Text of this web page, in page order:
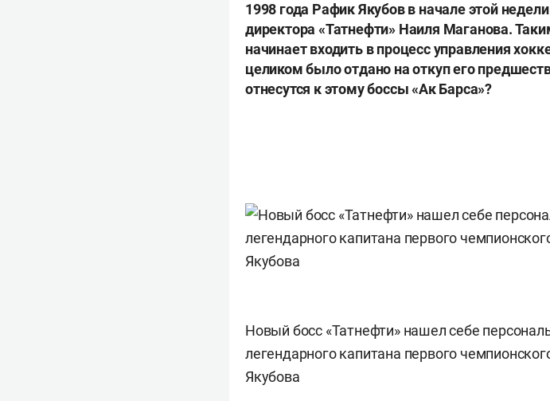
1998 года Рафик Якубов в начале этой
директора «Татнефти» Наиля Маганова.
начинает входить в процесс управления
целиком было отдано на откуп его
отнесутся к этому боссы «Ак Барса»?
Новый босс «Татнефти» нашел себе
легендарного капитана первого
Якубова